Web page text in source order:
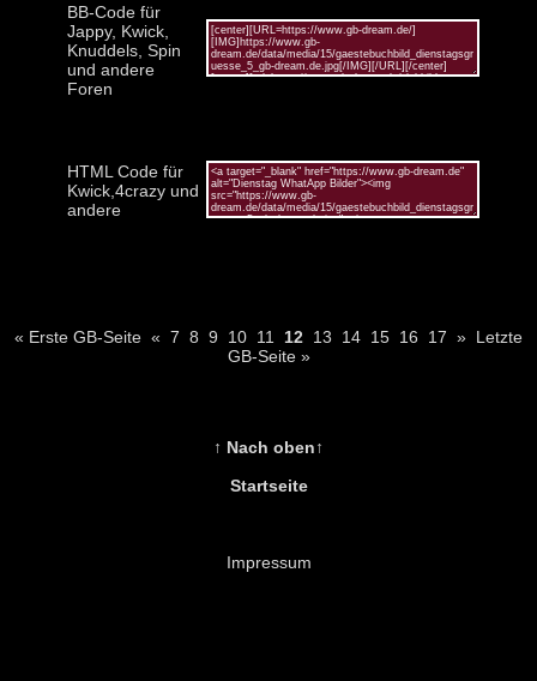
BB-Code für
Jappy, Kwick,
Knuddels, Spin
und andere
Foren
HTML Code für
Kwick,4crazy und
andere
« Erste GB-Seite « 7 8 9 10 11 12 13 14 15 16 17 » Letzte
GB-Seite »
↑ Nach oben↑
Startseite
Impressum